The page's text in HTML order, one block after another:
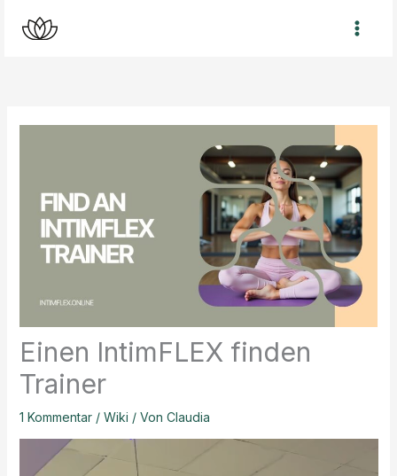
Inhalt
Einen IntimFLEX finden
Trainer
1 Kommentar / Wiki / Von Claudia